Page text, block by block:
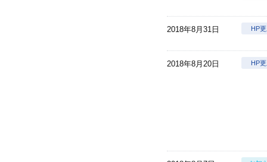
2018年8月31日 HP
2018年8月20日 HP